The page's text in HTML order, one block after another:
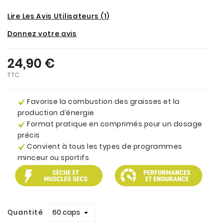
Lire Les Avis Utilisateurs (1)
Donnez votre avis
24,90 €
TTC
Favorise la combustion des graisses et la
production d’énergie
Format pratique en comprimés pour un dosage
précis
Convient à tous les types de programmes
minceur ou sportifs
Quantité